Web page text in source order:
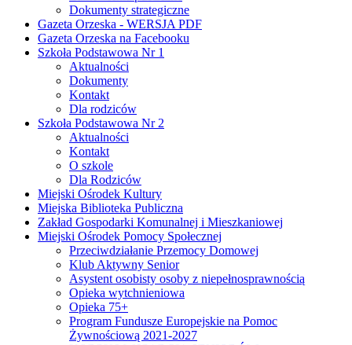
Dokumenty strategiczne
Gazeta Orzeska - WERSJA PDF
Gazeta Orzeska na Facebooku
Szkoła Podstawowa Nr 1
Aktualności
Dokumenty
Kontakt
Dla rodziców
Szkoła Podstawowa Nr 2
Aktualności
Kontakt
O szkole
Dla Rodziców
Miejski Ośrodek Kultury
Miejska Biblioteka Publiczna
Zakład Gospodarki Komunalnej i Mieszkaniowej
Miejski Ośrodek Pomocy Społecznej
Przeciwdziałanie Przemocy Domowej
Klub Aktywny Senior
Asystent osobisty osoby z niepełnosprawnością
Opieka wytchnieniowa
Opieka 75+
Program Fundusze Europejskie na Pomoc
Żywnościową 2021-2027